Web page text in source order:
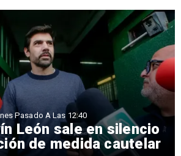
León sale en silencio
de medida cautelar
Pasado A Las 12:40